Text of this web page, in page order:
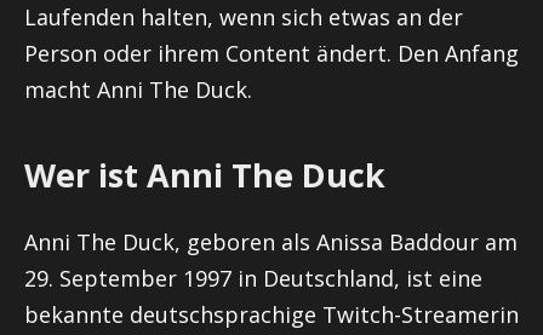
Laufenden halten, wenn sich etwas an der
Person oder ihrem Content ändert. Den Anfang
macht Anni The Duck.
Wer ist Anni The Duck
Anni The Duck, geboren als Anissa Baddour am
29. September 1997 in Deutschland, ist eine
bekannte deutschsprachige Twitch-Streamerin